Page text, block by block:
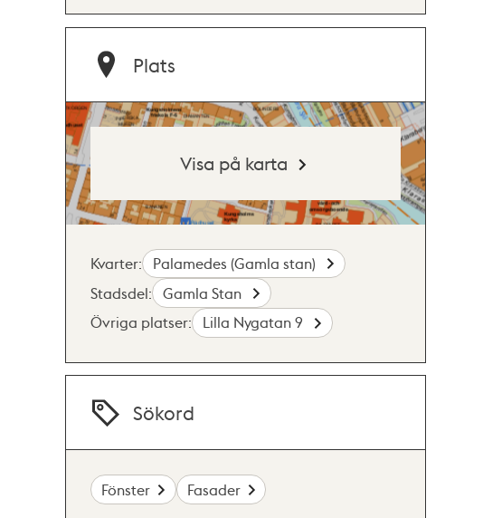
Plats
Visa på karta
Kvarter:
Palamedes (Gamla stan)
Stadsdel:
Gamla Stan
Övriga platser:
Lilla Nygatan 9
Sökord
Fönster Fasader